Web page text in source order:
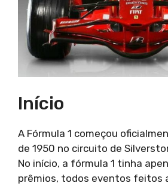
Início
A Fórmula 1 começou
de 1950 no circuito de
No início, a fórmula 1 tinha
prêmios, todos eventos feitos